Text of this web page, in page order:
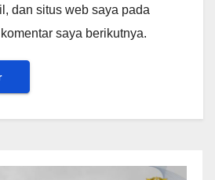
dan situs web saya pada
saya berikutnya.